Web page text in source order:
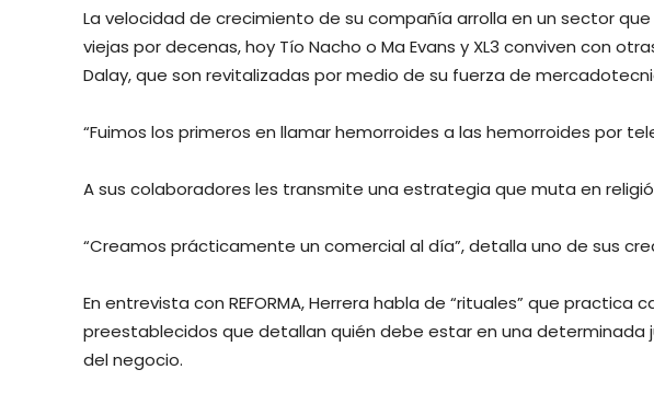
La velocidad de crecimiento de su compañía arrolla en un sector
viejas por decenas, hoy Tío Nacho o Ma Evans y XL3 conviven con
Dalay, que son revitalizadas por medio de su fuerza de
“Fuimos los primeros en llamar hemorroides a las hemorroides por
A sus colaboradores les transmite una estrategia que muta en
“Creamos prácticamente un comercial al día”, detalla uno de sus
En entrevista con REFORMA, Herrera habla de “rituales” que practica
preestablecidos que detallan quién debe estar en una
del negocio.